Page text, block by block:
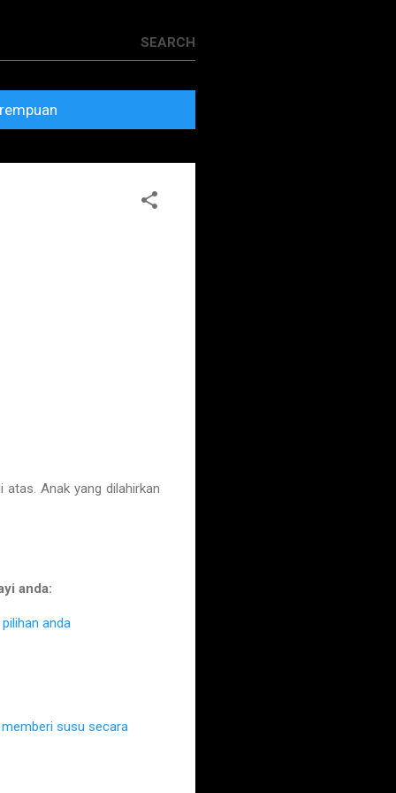
Anak yang dilahirkan
anda:
anda
susu secara